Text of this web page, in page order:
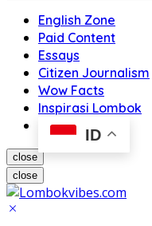
English Zone
Paid Content
Essays
Citizen Journalism
Wow Facts
Inspirasi Lombok
ID
close
close